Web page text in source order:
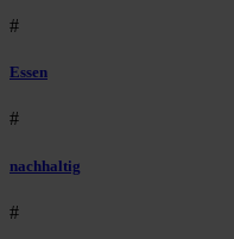
#
Essen
#
nachhaltig
#